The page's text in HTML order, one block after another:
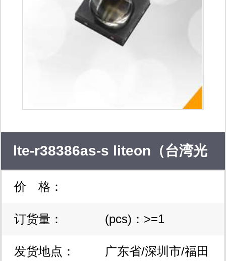
lte-r38386as-s liteon（台湾光
宝） 高功率红外线led lte-r3838
系列
价 格：
订货量： (pcs)：>=1
发货地点： 广东省/深圳市/福田